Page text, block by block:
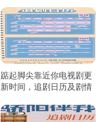
踮起脚尖靠近你电视剧更
新时间，追剧日历及剧情